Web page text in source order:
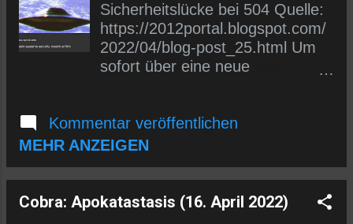
Sicherheitslücke bei 504 Quelle:
https://2012portal.blogspot.com/
2022/04/blog-post_25.html Um
sofort über eine neue
in den E-Mail-Verteiler (siehe
links) eintragen oder uns auf
https://t.me/wlmmgermancobrap
osts
Kommentar veröffentlichen
MEHR ANZEIGEN
Cobra: Apokatastasis (16. April 2022)